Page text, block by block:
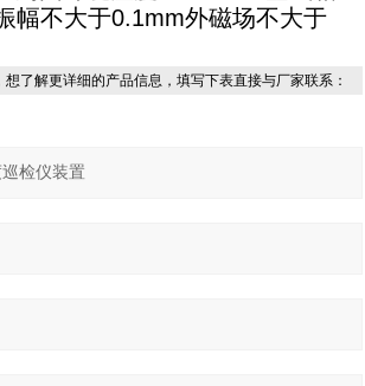
幅不大于0.1mm外磁场不大于
想了解更详细的产品信息，填写下表直接与厂家联系：